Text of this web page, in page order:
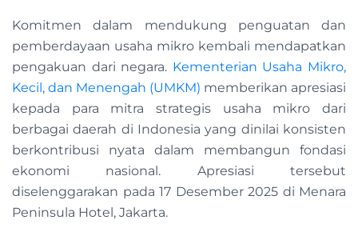
Komitmen dalam mendukung penguatan dan
pemberdayaan usaha mikro kembali mendapatkan
pengakuan dari negara. Kementerian Usaha Mikro,
Kecil, dan Menengah (UMKM) memberikan apresiasi
kepada para mitra strategis usaha mikro dari
berbagai daerah di Indonesia yang dinilai konsisten
berkontribusi nyata dalam membangun fondasi
ekonomi nasional. Apresiasi tersebut
diselenggarakan pada 17 Desember 2025 di Menara
Peninsula Hotel, Jakarta.